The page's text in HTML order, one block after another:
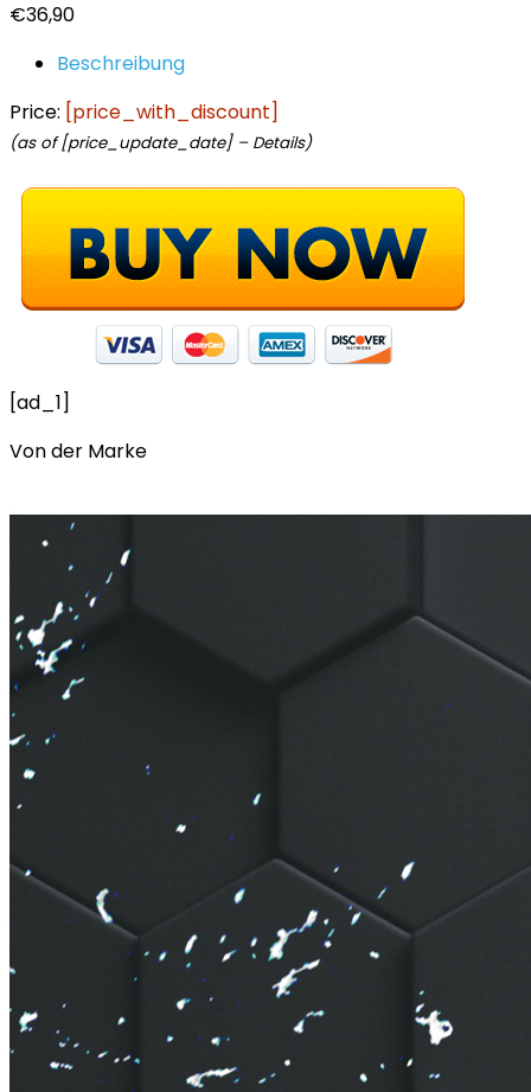
€36,90
Beschreibung
Price: [price_with_discount]
(as of [price_update_date] – Details)
[ad_1]
Von der Marke